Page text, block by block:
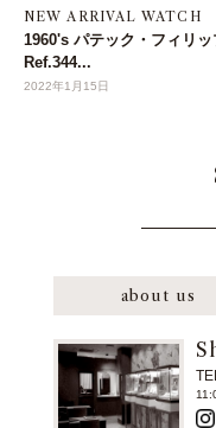
NEW ARRIVAL WATCH
1960's パテック・フィリッ
Ref.344...
2022年1月15日
about us